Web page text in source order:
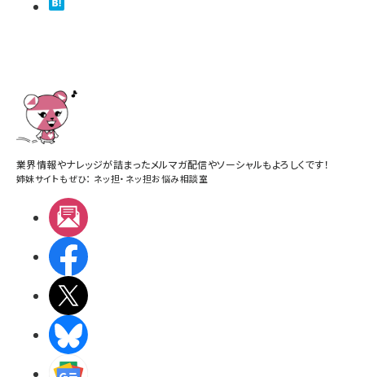
業界情報やナレッジが詰まったメルマガ配信やソーシャルもよろしくです！
姉妹サイトもぜひ： ネッ担・ ネッ担お悩み相談室